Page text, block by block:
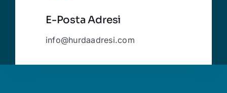
E-Posta Adresi
info@hurdaadresi.com